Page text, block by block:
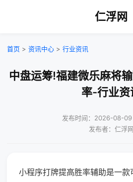
仁浮网
首页 > 资讯中心 > 行业资讯
中盘运筹!福建微乐麻将
率-行业资
发布时间：2026-08-09
发布者：仁浮网
小程序打牌提高胜率辅助是一